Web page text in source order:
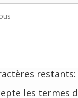
restants:
les termes